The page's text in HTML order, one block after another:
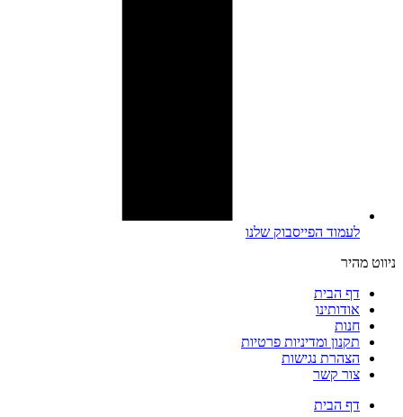
לעמוד הפייסבוק שלנו
ניווט מהיר
דף הבית
אודותינו
חנות
תקנון ומדיניות פרטיות
הצהרת נגישות
צור קשר
דף הבית